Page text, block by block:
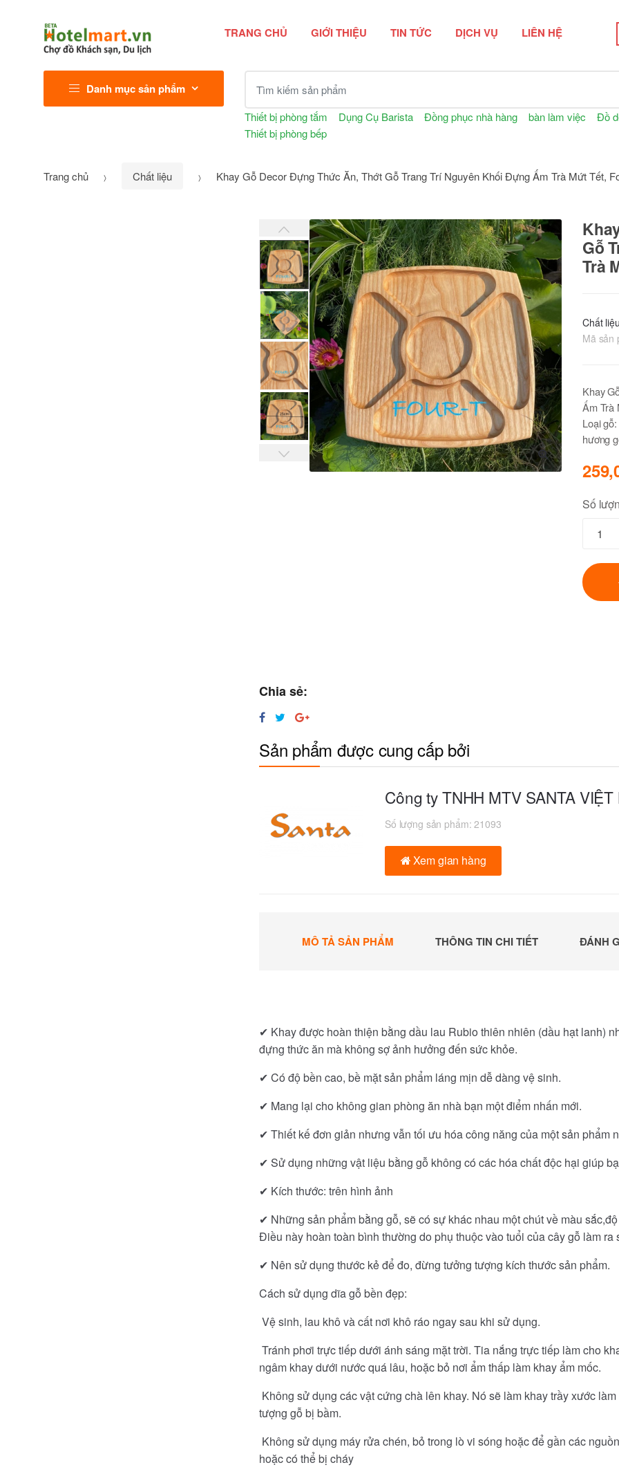
TRANG CHỦ GIỚI THIỆU TIN TỨC DỊCH VỤ LIÊN HỆ
Danh mục sản phẩm
Thiết bị phòng tắm Dụng Cụ Barista Đồng phục nhà hàng bàn làm việc
Đồ
Thiết bị phòng bếp
Trang chủ Chất liệu Khay Gỗ Decor Đựng Thức Ăn, Thớt Gỗ Trang Trí Nguyên Khối Đựng Ấm Trà Mứt Tết,
🔍
Gỗ
Trà
Chất
Mã sản
Khay
Ấm Trà
Loại
hương
Số
Chia sẻ:
Sản phẩm được cung cấp bởi
Công ty TNHH MTV SANTA VIỆT
Số lượng sản phẩm: 21093
Xem gian hàng
MÔ TẢ SẢN PHẨM THÔNG TIN CHI TIẾT ĐÁNH
✔ Khay được hoàn thiện bằng dầu lau Rubio thiên nhiên (dầu hạt lanh)
đựng thức ăn mà không sợ ảnh hưởng đến sức khỏe.
✔ Có độ bền cao, bề mặt sản phẩm láng mịn dễ dàng vệ sinh.
✔ Mang lại cho không gian phòng ăn nhà bạn một điểm nhấn mới.
✔ Thiết kế đơn giản nhưng vẫn tối ưu hóa công năng của một sản phẩm
✔ Sử dụng những vật liệu bằng gỗ không có các hóa chất độc hại giúp
✔ Kích thước: trên hình ảnh
✔ Những sản phẩm bằng gỗ, sẽ có sự khác nhau một chút về màu
Điều này hoàn toàn bình thường do phụ thuộc vào tuổi của cây gỗ làm ra
✔ Nên sử dụng thước kẻ để đo, đừng tưởng tượng kích thước sản phẩm.
Cách sử dụng dĩa gỗ bền đẹp:
Vệ sinh, lau khô và cất nơi khô ráo ngay sau khi sử dụng.
Tránh phơi trực tiếp dưới ánh sáng mặt trời. Tia nắng trực tiếp làm cho
ngâm khay dưới nước quá lâu, hoặc bỏ nơi ẩm thấp làm khay ẩm mốc.
Không sử dụng các vật cứng chà lên khay. Nó sẽ làm khay trầy xước
tượng gỗ bị bầm.
Không sử dụng máy rửa chén, bỏ trong lò vi sóng hoặc để gần các
hoặc có thể bị cháy